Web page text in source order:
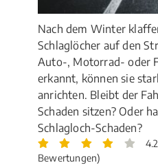
Nach dem Winter
Schlaglöcher auf den
Auto-, Motorrad- oder
erkannt, können sie
anrichten. Bleibt der
Schaden sitzen? Oder
Schlagloch-Schaden?
Bewertungen)